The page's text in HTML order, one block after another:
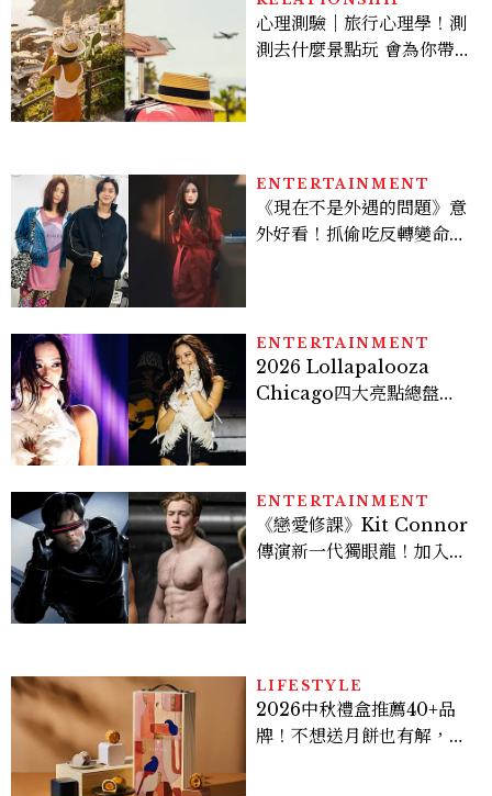
心理測驗｜旅行心理學！測
測去什麼景點玩 會為你帶來
ENTERTAINMENT
《現在不是外遇的問題》意
外好看！抓偷吃反轉變命
看點懶人包
ENTERTAINMENT
2026 Lollapalooza
Chicago四大亮點總盤
ENTERTAINMENT
《戀愛修課》Kit Connor
傳演新一代獨眼龍！加入新
LIFESTYLE
2026中秋禮盒推薦40+品
牌！不想送月餅也有解，送